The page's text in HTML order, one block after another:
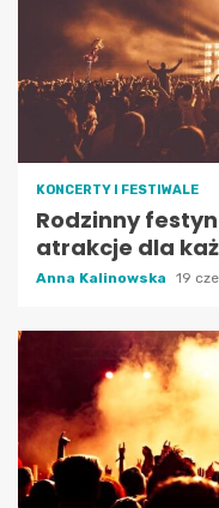
KONCERTY I FESTIWALE
Rodzinny
atrakcje dla
Anna Kalinowska 19